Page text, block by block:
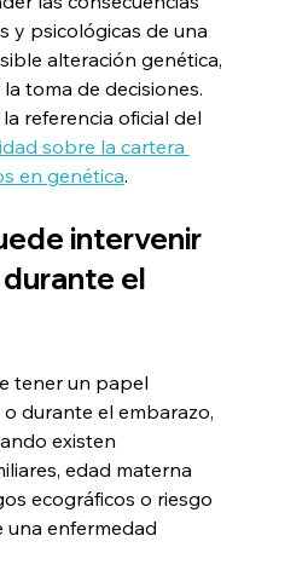
y psicológicas de una
alteración genética,
toma de decisiones.
referencia oficial del
sobre la cartera
en genética.
intervenir
el
tener un papel
durante el embarazo,
existen
edad materna
ecográficos o riesgo
una enfermedad